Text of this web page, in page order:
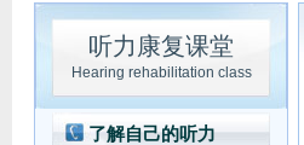
听力康复课堂
Hearing rehabilitation class
了解自己的听力